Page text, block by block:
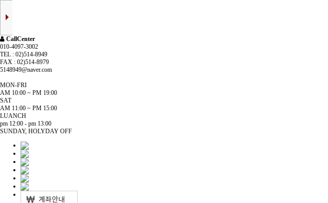
CallCenter
010-4097-3002
TEL : 02)514-8949
FAX : 02)514-8979
5148949@naver.com
MON-FRI
AM 10:00 ~ PM 19:00
SAT
AM 11:00 ~ PM 15:00
LUANCH
pm 12:00 - pm 13:00
SUNDAY, HOLYDAY OFF